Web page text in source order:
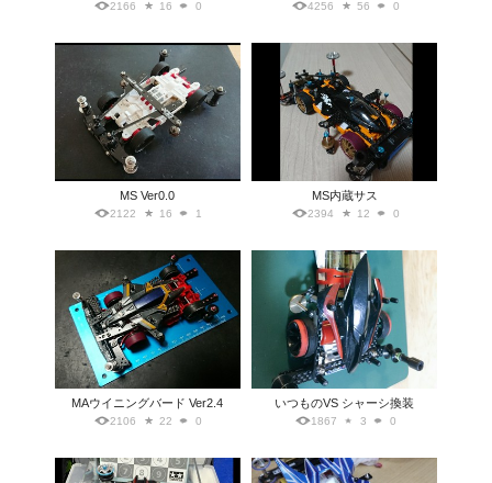
2166 16 0 4256 56 0
MS Ver0.0
2122 16 1
MS内蔵サス
2394 12 0
MAウイニングバード Ver2.4
2106 22 0
いつものVS シャーシ換装
1867 3 0